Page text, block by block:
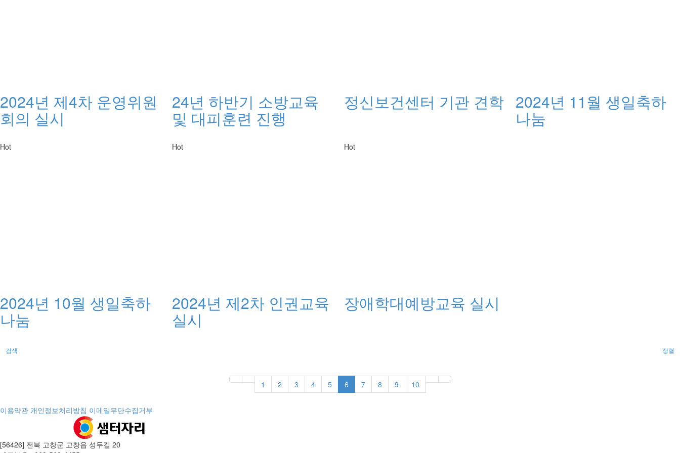
2024년 제4차 운영위원
회의 실시
24년 하반기 소방교육
및 대피훈련 진행
정신보건센터 기관 견학 2024년 11월 생일축하
나눔
Hot
2024년 10월 생일축하
나눔
Hot
2024년 제2차 인권교육
실시
Hot
장애학대예방교육 실시
정렬
검색
1 2 3 4 5 6 7 8 9 10
이용약관 개인정보처리방침 이메일무단수집거부
[56426] 전북 고창군 고창읍 성두길 20